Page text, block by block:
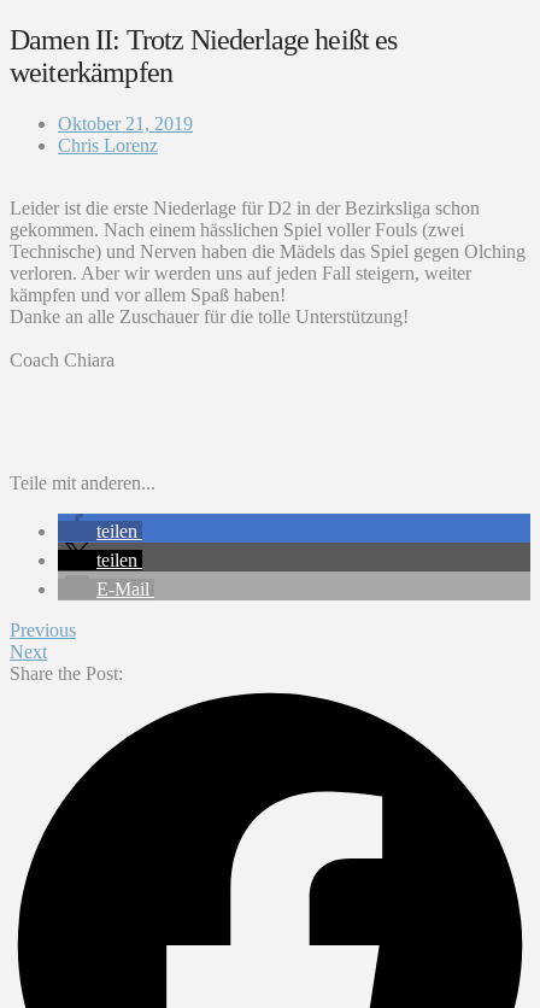
Damen II: Trotz Niederlage heißt es
weiterkämpfen
Oktober 21, 2019
Chris Lorenz
Leider ist die erste Niederlage für D2 in der Bezirksliga schon
gekommen. Nach einem hässlichen Spiel voller Fouls (zwei
Technische) und Nerven haben die Mädels das Spiel gegen Olching
verloren. Aber wir werden uns auf jeden Fall steigern, weiter
kämpfen und vor allem Spaß haben!
Danke an alle Zuschauer für die tolle Unterstützung!
Coach Chiara
Teile mit anderen...
teilen
teilen
E-Mail
Previous
Next
Share the Post: